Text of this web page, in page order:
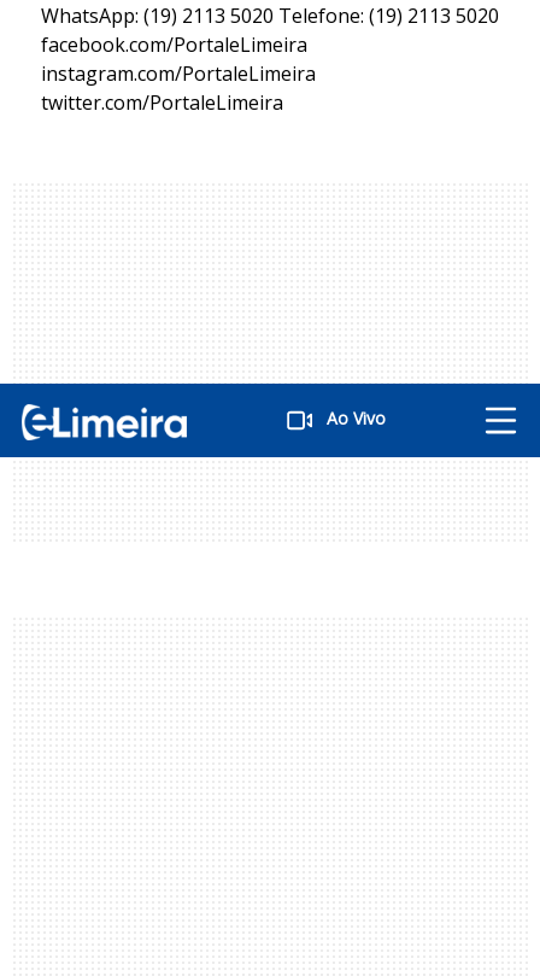
Ao Vivo
WhatsApp: (19) 2113 5020 Telefone: (19) 2113 5020
facebook.com/PortaleLimeira
instagram.com/PortaleLimeira
twitter.com/PortaleLimeira